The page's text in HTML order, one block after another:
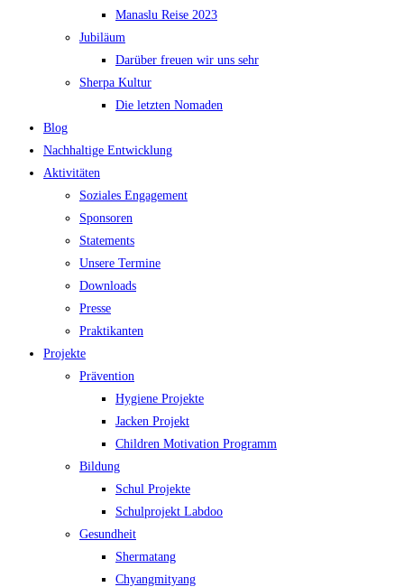
Manaslu Reise 2023
Jubiläum
Darüber freuen wir uns sehr
Sherpa Kultur
Die letzten Nomaden
Blog
Nachhaltige Entwicklung
Aktivitäten
Soziales Engagement
Sponsoren
Statements
Unsere Termine
Downloads
Presse
Praktikanten
Projekte
Prävention
Hygiene Projekte
Jacken Projekt
Children Motivation Programm
Bildung
Schul Projekte
Schulprojekt Labdoo
Gesundheit
Shermatang
Chyangmityang